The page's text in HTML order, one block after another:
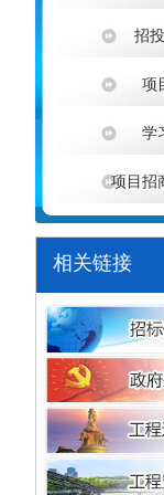
招
项
学
项目招
相关链接